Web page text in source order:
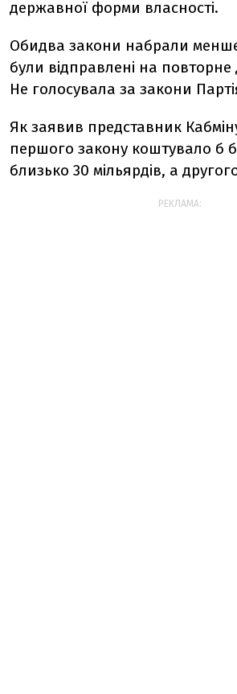
державної форми власності.
Обидва закони набрали менше
були відправлені на
Не голосувала за закони
Як заявив представник
першого закону коштувало б
близько 30 мільярдів, а
РЕКЛАМА: